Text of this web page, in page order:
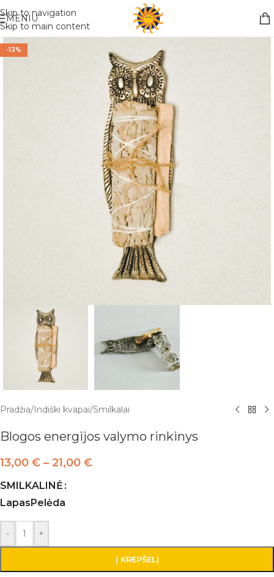
Skip to navigation
Skip to main content
Nemokamas pristatymas į paštomatą apsiperkant už 30€!!
MENIU
-13%
Pradžia/ Indiški kvapai/Smilkalai
Blogos energijos valymo rinkinys
13,00 € – 21,00 €
SMILKALINĖ
LapasPelėda
- +
Į KREPŠELĮ